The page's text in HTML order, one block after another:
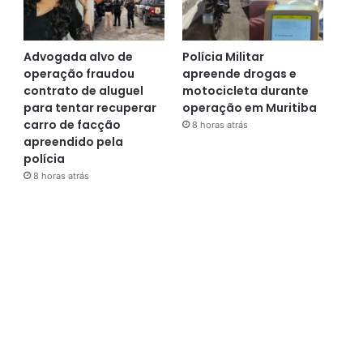
Advogada alvo de
operação fraudou
contrato de aluguel
para tentar recuperar
carro de facção
apreendido pela
polícia
8 horas atrás
Polícia Militar
apreende drogas e
motocicleta durante
operação em Muritiba
8 horas atrás